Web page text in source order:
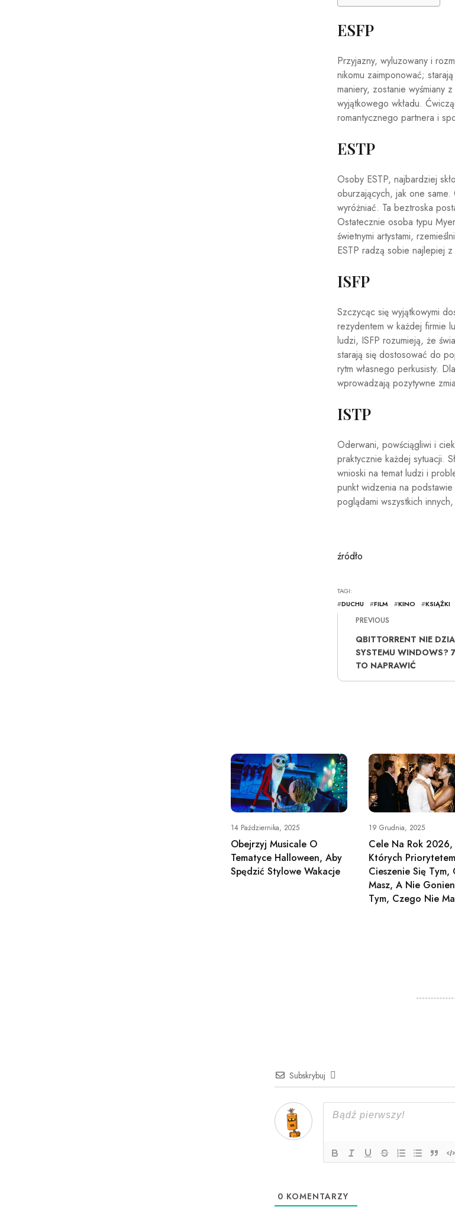
ESFP
Przyjazny, wyluzowany i
nikomu zaimponować;
maniery, zostanie wyśmiany
wyjątkowego wkładu.
romantycznego partnera i
ESTP
Osoby ESTP, najbardziej
oburzających, jak one
wyróżniać. Ta beztroska
Ostatecznie osoba typu
świetnymi artystami,
ESTP radzą sobie najlepiej
ISFP
Szczycąc się wyjątkowymi
rezydentem w każdej firmie
ludzi, ISFP rozumieją, że
starają się dostosować do
rytm własnego perkusisty.
wprowadzają pozytywne
ISTP
Oderwani, powściągliwi i
praktycznie każdej sytuacji.
wnioski na temat ludzi i
punkt widzenia na
poglądami wszystkich
źródło
TAGI:
#DUCHU #FILM #KINO #KSIĄŻKI
PREVIOUS
QBITTORRENT NIE
SYSTEMU WINDOWS?
TO NAPRAWIĆ
14 Października, 2025
Obejrzyj Musicale O
Tematyce Halloween, Aby
Spędzić Stylowe Wakacje
19 Grudnia, 2025
Cele Na Rok 2026,
Których
Cieszenie Się Tym,
Masz, A Nie
Tym, Czego Nie
Subskrybuj
0 KOMENTARZY